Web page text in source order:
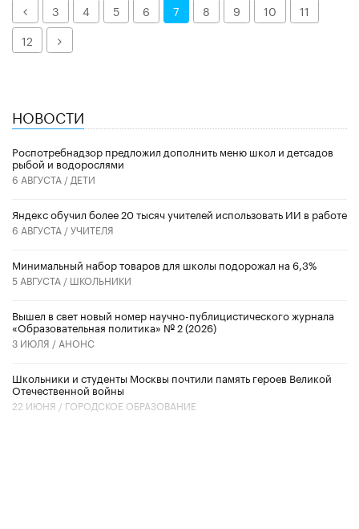
Назад
3 4 5 6 7 8 9 10
11
12
Далее
НОВОСТИ
Роспотребнадзор предложил дополнить меню школ и детсадов
рыбой и водорослями
6 АВГУСТА / ДЕТИ
​Яндекс обучил более 20 тысяч учителей использовать ИИ в работе
6 АВГУСТА /УЧИТЕЛЯ
Минимальный набор товаров для школы подорожал на 6,3%
5 АВГУСТА / ШКОЛЬНИКИ
Вышел в свет новый номер научно-публицистического журнала
«Образовательная политика» № 2 (2026)
3 ИЮЛЯ / АНОНС
Школьники и студенты Москвы почтили память героев Великой
Отечественной войны
22 ИЮНЯ / ГОРОДСКОЕ ОБРАЗОВАНИЕ